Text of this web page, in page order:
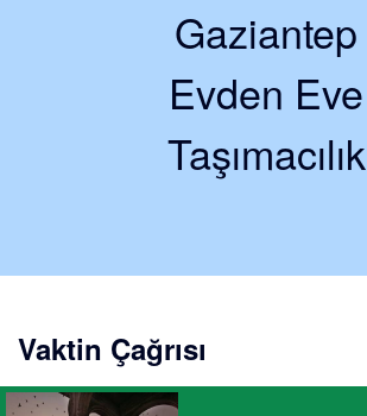
Gaziantep
Evden Eve
Taşımacılık
Vaktin Çağrısı